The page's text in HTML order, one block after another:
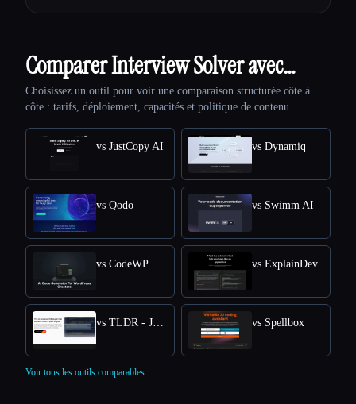
Comparer Interview Solver avec…
Choisissez un outil pour voir une comparaison structurée côte à
côte : tarifs, déploiement, capacités et politique de contenu.
vs JustCopy AI vs Dynamiq
vs Qodo vs Swimm AI
vs CodeWP vs ExplainDev
vs Spellbox
Voir tous les outils comparables.